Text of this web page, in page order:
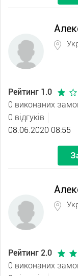
Рейтинг 1.0
0 виконаних
0 відгуків
08.06.2020 08:55
Рейтинг 2.0
0 виконаних